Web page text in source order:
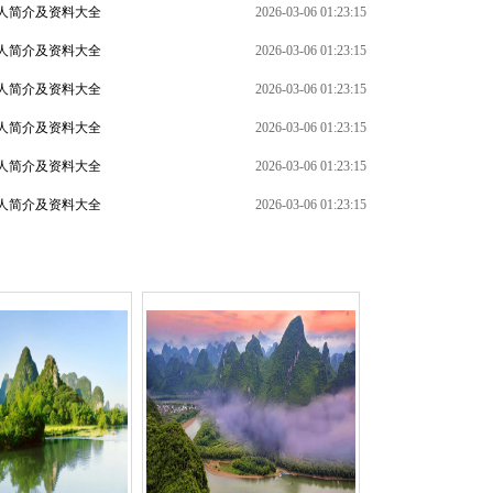
+
2026-03-06 01:23:15
简介及资料大全
2026-03-06 01:23:15
简介及资料大全
2026-03-06 01:23:15
简介及资料大全
2026-03-06 01:23:15
简介及资料大全
2026-03-06 01:23:15
简介及资料大全
2026-03-06 01:23:15
简介及资料大全